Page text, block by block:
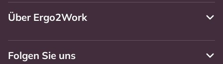
Über Ergo2Work
Folgen Sie uns